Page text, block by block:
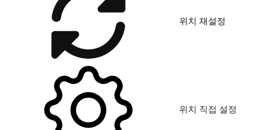
위치 재설정
위치 직접 설정